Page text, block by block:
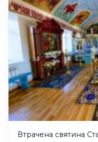
Втрачена святина